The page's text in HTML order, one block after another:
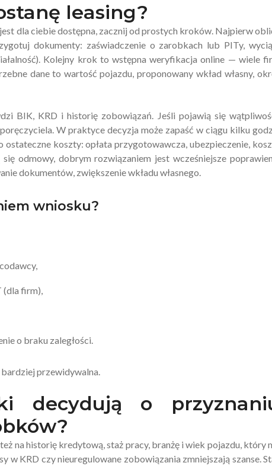
leasing?
dla ciebie dostępna, zacznij od prostych kroków. Najpierw
dokumenty: zaświadczenie o zarobkach lub PITy,
Kolejny krok to wstępna weryfikacja online — wiele
dane to wartość pojazdu, proponowany wkład własny,
BIK, KRD i historię zobowiązań. Jeśli pojawią się
W praktyce decyzja może zapaść w ciągu kilku
koszty: opłata przygotowawcza, ubezpieczenie,
odmowy, dobrym rozwiązaniem jest wcześniejsze
dokumentów, zwiększenie wkładu własnego.
wniosku?
(dla firm),
o braku zaległości.
przewidywalna.
decydują o
na historię kredytową, staż pracy, branżę i wiek pojazdu, który
w KRD czy nieuregulowane zobowiązania zmniejszają szanse.